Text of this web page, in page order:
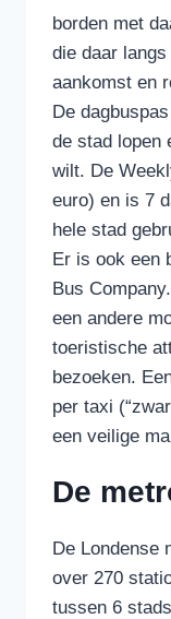
borden met
die daar
aankomst en
De
de stad lopen
wilt. De
euro) en is 7
hele stad
Er is ook een
Bus
een andere
toeristische
bezoeken.
per taxi
een veilige
De
De Londense
over 270
tussen 6